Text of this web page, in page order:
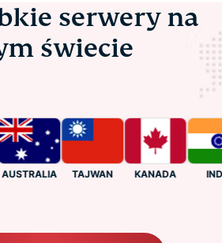
serwery na
świecie
TAJWAN KANADA INDIE